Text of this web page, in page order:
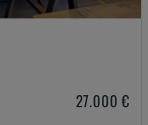
27.000 €